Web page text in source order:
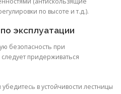
по высоте и т.д.).
эксплуатации
безопасность при
придерживаться
в устойчивости лестницы